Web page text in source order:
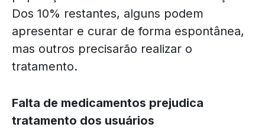
Dos 10% restantes, alguns podem
apresentar e curar de forma espontânea,
mas outros precisarão realizar o
tratamento.
Falta de medicamentos prejudica
tratamento dos usuários